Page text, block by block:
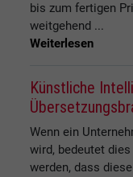
bis zum fertigen
weitgehend ...
Weiterlesen
Künstliche
Wenn ein
wird, bedeutet
werden, dass